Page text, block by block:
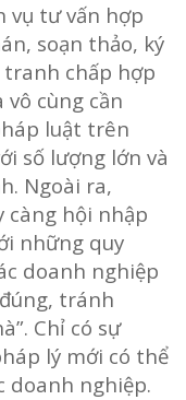
vụ tư vấn hợp
soạn thảo, ký
chấp hợp
cùng cần
luật trên
số lượng lớn và
Ngoài ra,
càng hội nhập
những quy
doanh nghiệp
tránh
Chỉ có sự
lý mới có thể
doanh nghiệp.